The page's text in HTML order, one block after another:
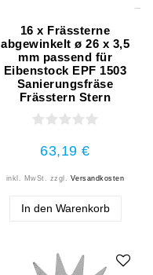
16 x Frässterne
abgewinkelt ø 26 x 3,5
mm passend für
Eibenstock EPF 1503
Sanierungsfräse
Frässtern Stern
63,19 €
inkl. MwSt. zzgl. Versandkosten
In den Warenkorb